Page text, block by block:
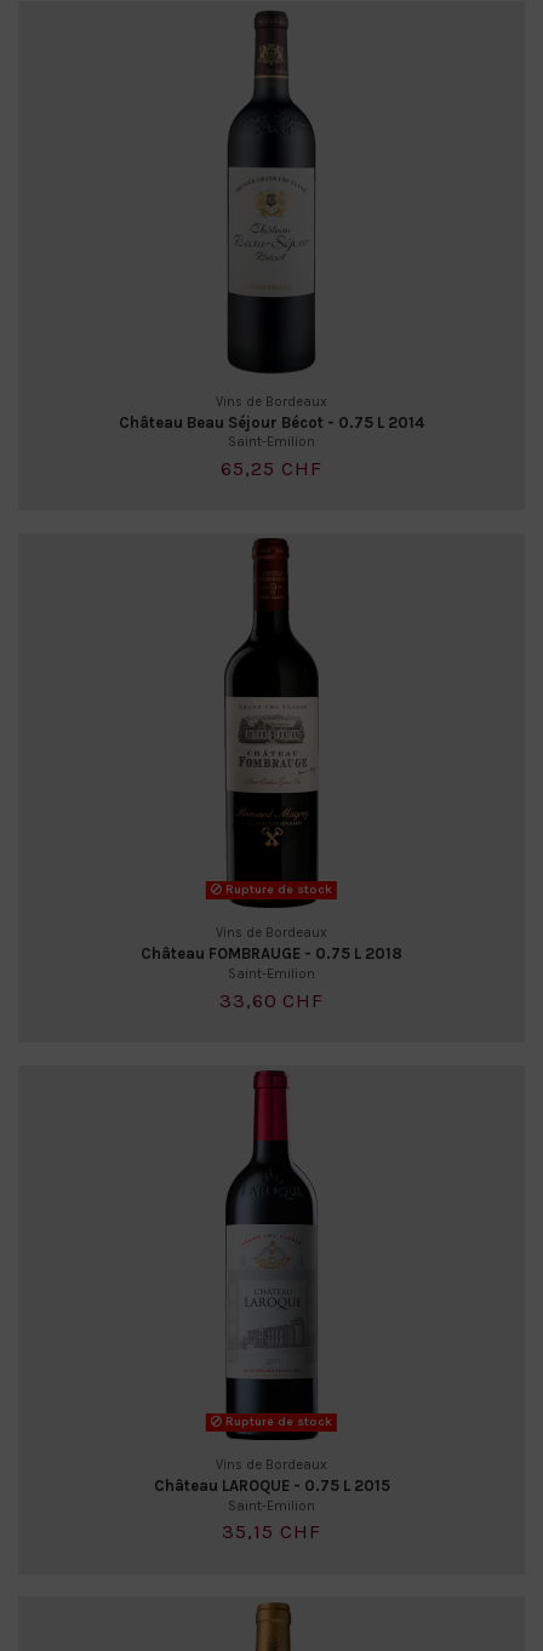
Vins de Bordeaux
Château Beau Séjour Bécot - 0.75 L 2014
Saint-Emilion
65,25 CHF
Rupture de stock
Vins de Bordeaux
Château FOMBRAUGE - 0.75 L 2018
Saint-Emilion
33,60 CHF
Rupture de stock
Vins de Bordeaux
Château LAROQUE - 0.75 L 2015
Saint-Emilion
35,15 CHF